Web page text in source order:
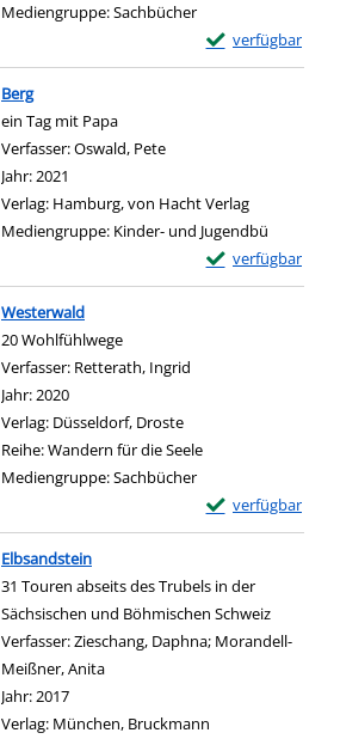
Mediengruppe:Sachbücher
verfügbar
Exemplar-Details
Zum Download
Berg
ein Tag mit Papa
Verfasser:Oswald, Pete
Jahr:2021
Verlag: Hamburg, von Hacht Verlag
Mediengruppe: Kinder- und Jugendbü
verfügbar
Exemplar-Details
Zum Download
Westerwald
20 Wohlfühlwege
Verfasser: Retterath, Ingrid
Jahr:2020
Verlag: Düsseldorf, Droste
Reihe:Wandern für die Seele
Mediengruppe:Sachbücher
verfügbar
Exemplar-Details
Zum Download
Elbsandstein
31 Touren abseits des Trubels in der
Sächsischen und Böhmischen Schweiz
Verfasser:Zieschang, Daphna; Morandell-
Meißner, Anita
Jahr:2017
Verlag: München, Bruckmann